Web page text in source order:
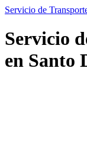
Servicio de
Servicio
en Santo